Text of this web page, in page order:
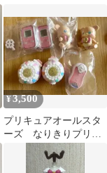
¥3,500
プリキュアオールスタ
ーズ なりきりプリキ